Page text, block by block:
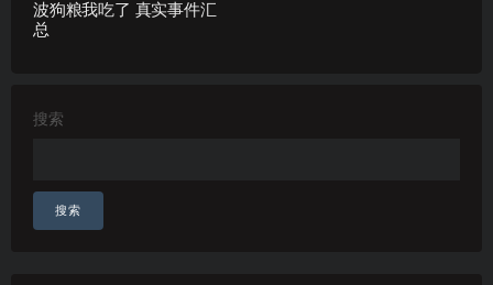
波狗粮我吃了 真实事件汇
总
搜索
搜索